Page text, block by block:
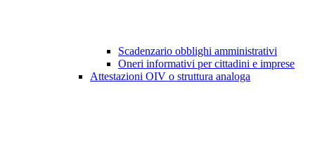
Scadenzario obblighi amministrativi
Oneri informativi per cittadini e imprese
Attestazioni OIV o struttura analoga